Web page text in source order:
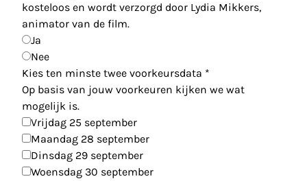
kosteloos en wordt verzorgd door Lydia Mikkers,
animator van de film.
Ja
Nee
Kies ten minste twee voorkeursdata *
Op basis van jouw voorkeuren kijken we wat
mogelijk is.
Vrijdag 25 september
Maandag 28 september
Dinsdag 29 september
Woensdag 30 september